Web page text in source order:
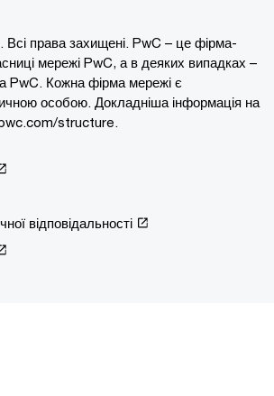
права захищені. PwC – це фірма-
мережі PwC, а в деяких випадках –
PwC. Кожна фірма мережі є
особою. Докладніша інформація на
structure.
відповідальності